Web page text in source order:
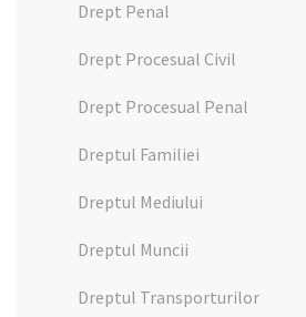
Drept Penal
Drept Procesual Civil
Drept Procesual Penal
Dreptul Familiei
Dreptul Mediului
Dreptul Muncii
Dreptul Transporturilor